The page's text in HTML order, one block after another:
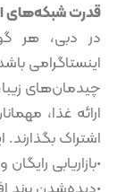
قدرت شبکه‌های
در دبی، هر
اینستاگرامی
چیدمان‌های
ارائه غذا،
اشتراک
•بازاریابی